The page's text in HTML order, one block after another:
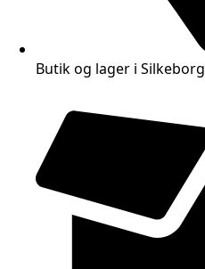
Butik og lager i Silkeborg